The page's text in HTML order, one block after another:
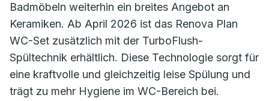
Badmöbeln weiterhin ein breites Angebot an
Keramiken. Ab April 2026 ist das Renova Plan
WC-Set zusätzlich mit der TurboFlush-
Spültechnik erhältlich. Diese Technologie sorgt für
eine kraftvolle und gleichzeitig leise Spülung und
trägt zu mehr Hygiene im WC-Bereich bei.